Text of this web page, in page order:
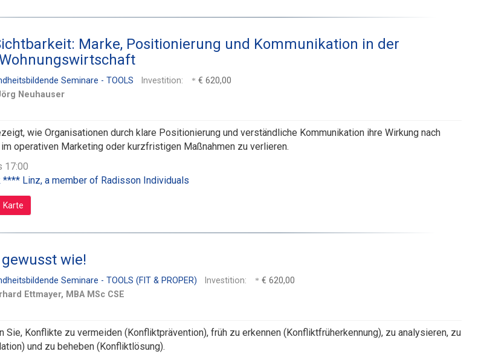
Marke, Positionierung und Kommunikation in der
Seminare - TOOLS Investition:
€ 620,00
Neuhauser
wie Organisationen durch klare Positionierung und verständliche Kommunikation ihre Wirkung nach
operativen Marketing oder kurzfristigen Maßnahmen zu verlieren.
17:00
Linz, a member of Radisson Individuals
Karte
wie!
Seminare - TOOLS (FIT & PROPER) Investition:
€ 620,00
Ettmayer, MBA MSc CSE
Sie, Konflikte zu vermeiden (Konfliktprävention), früh zu erkennen (Konfliktfrüherkennung), zu analysieren, zu
und zu beheben (Konfliktlösung).